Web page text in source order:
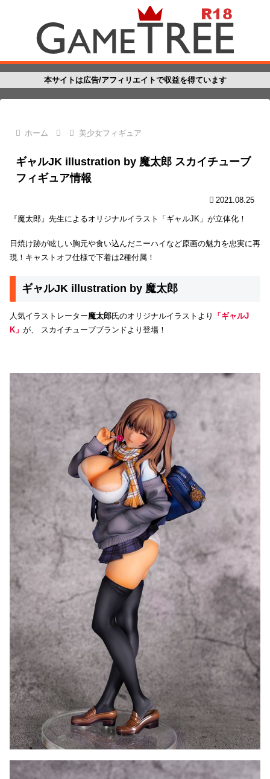
本サイトは広告/アフィリエイトで収益を得ています
ホーム 美少女フィギュア
ギャルJK illustration by 魔太郎 スカイチューブ
フィギュア情報
2021.08.25
『魔太郎』先生によるオリジナルイラスト「ギャルJK」が立体化！
日焼け跡が眩しい胸元や食い込んだニーハイなど原画の魅力を忠実に再
現！キャストオフ仕様で下着は2種付属！
ギャルJK illustration by 魔太郎
人気イラストレーター魔太郎氏のオリジナルイラストより
「ギャルJ
K」 が、 スカイチューブブランドより登場！